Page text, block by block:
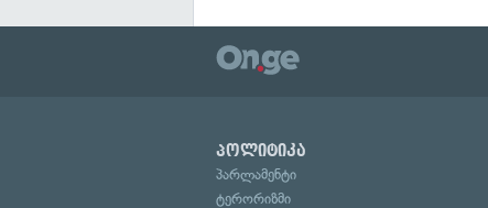
პოლიტიკა
პარლამენტი
ტერორიზმი